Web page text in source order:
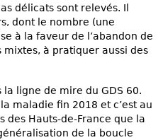
délicats sont relevés. Il
dont le nombre (une
à la faveur de l’abandon de
mixtes, à pratiquer aussi des
la ligne de mire du GDS 60.
maladie fin 2018 et c’est au
des Hauts-de-France que la
de la boucle